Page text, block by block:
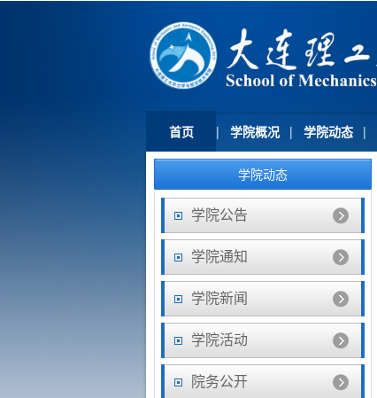
首页 | 学院概况 | 学院动态 |
学院动态
学院公告
学院通知
学院新闻
学院活动
院务公开